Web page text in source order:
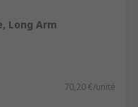
Long Arm
70,20 €/unité